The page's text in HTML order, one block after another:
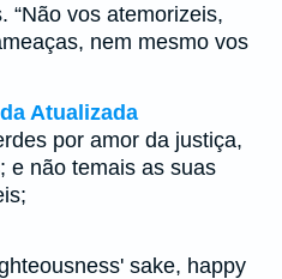
“Não vos atemorizeis,
nem mesmo vos
Atualizada
por amor da justiça,
e não temais as suas
sake, happy